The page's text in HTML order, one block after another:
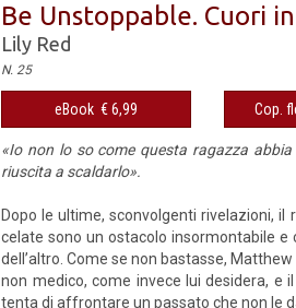
Be Unstoppable. Cuori
Lily Red
N. 25
eBook € 6,99 Cop.
«Io non lo so come questa ragazza
riuscita a scaldarlo».
Dopo le ultime, sconvolgenti rivelazioni,
celate sono un ostacolo insormontabile
dell’altro. Come se non bastasse,
non medico, come invece lui desidera, e
tenta di affrontare un passato che non le